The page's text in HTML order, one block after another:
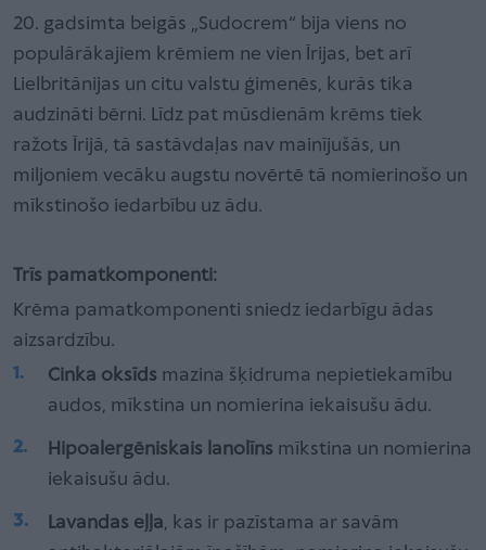
20. gadsimta beigās „Sudocrem“ bija viens no
populārākajiem krēmiem ne vien Īrijas, bet arī
Lielbritānijas un citu valstu ģimenēs, kurās tika
audzināti bērni. Līdz pat mūsdienām krēms tiek
ražots Īrijā, tā sastāvdaļas nav mainījušās, un
miljoniem vecāku augstu novērtē tā nomierinošo un
mīkstinošo iedarbību uz ādu.
Trīs pamatkomponenti:
Krēma pamatkomponenti sniedz iedarbīgu ādas
aizsardzību.
Cinka oksīds mazina šķidruma nepietiekamību
audos, mīkstina un nomierina iekaisušu ādu.
Hipoalergēniskais lanolīns mīkstina un nomierina
iekaisušu ādu.
Lavandas eļļa, kas ir pazīstama ar savām